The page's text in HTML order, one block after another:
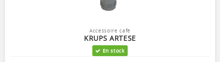
Accessoire café
KRUPS ARTESE
En stock